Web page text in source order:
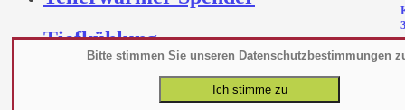
Bitte stimmen Sie unseren Datenschutzbestimmungen
Tiefkühlung